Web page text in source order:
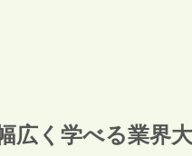
広く学べる業界